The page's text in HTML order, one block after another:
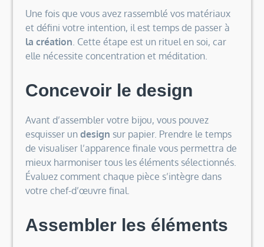
Une fois que vous avez rassemblé vos matériaux
et défini votre intention, il est temps de passer à
la création. Cette étape est un rituel en soi, car
elle nécessite concentration et méditation.
Concevoir le design
Avant d’assembler votre bijou, vous pouvez
esquisser un design sur papier. Prendre le temps
de visualiser l’apparence finale vous permettra de
mieux harmoniser tous les éléments sélectionnés.
Évaluez comment chaque pièce s’intègre dans
votre chef-d’œuvre final.
Assembler les éléments